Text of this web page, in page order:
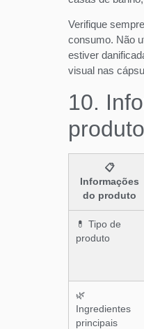
Verifique
consumo. Não
estiver
visual nas
10.
produto
📋
Informações
do produto
💊 Tipo de
produto
🌿
Ingredientes
principais